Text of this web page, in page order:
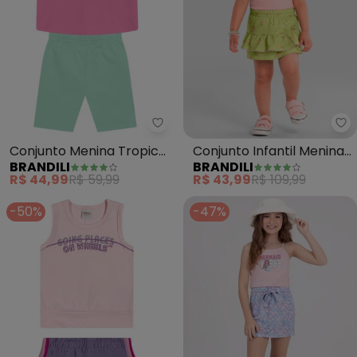
Brandili - Conjunto Menina
Conjunto Menina Tropical
com Glitter (Rosa)
BRANDILI
R$ 44,99R$ 59,99
Conjunto Infantil Menina
Florido (Rosa)
BRANDILI
R$ 43,99R$ 109,99
-50%
-47%